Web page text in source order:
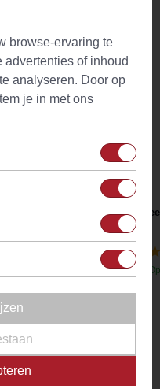
€ 4,09
van abaca pulp. cellulose
theefilters zijn chlorine-
browse-ervaring te
of inhoud
analyseren. Door op
je in met ons